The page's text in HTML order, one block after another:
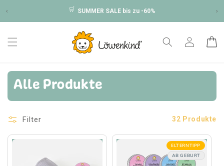
Inhalt
‹ 🛒 SUMMER SALE bis zu -60% ›
Einloggen
Alle Produkte
Filter 32 Produkte
ELTERNTIPP
AB GEBURT